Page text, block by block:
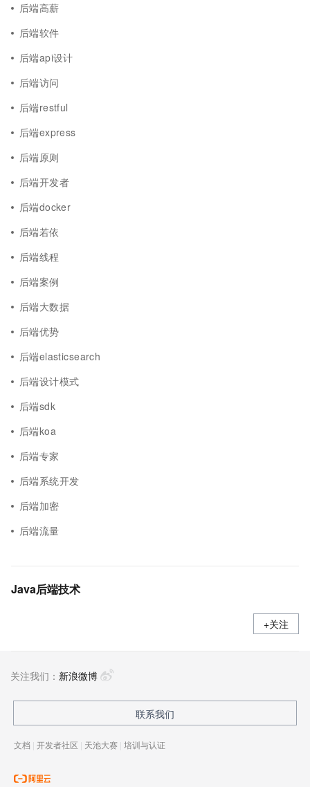
后端高薪
后端软件
后端api设计
后端访问
后端restful
后端express
后端原则
后端开发者
后端docker
后端若依
后端线程
后端案例
后端大数据
后端优势
后端elasticsearch
后端设计模式
后端sdk
后端koa
后端专家
后端系统开发
后端加密
后端流量
Java后端技术
+关注
关注我们： 新浪微博
联系我们
文档 | 开发者社区 | 天池大赛 | 培训与认证